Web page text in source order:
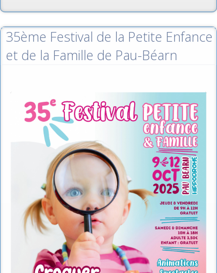
35ème Festival de la Petite Enfance
et de la Famille de Pau-Béarn